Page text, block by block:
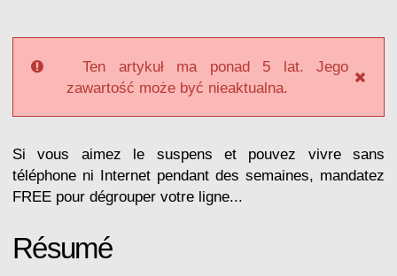
Ten artykuł ma ponad 5 lat. Jego
zawartość może być nieaktualna.
Si vous aimez le suspens et pouvez vivre sans
téléphone ni Internet pendant des semaines, mandatez
FREE pour dégrouper votre ligne...
Résumé